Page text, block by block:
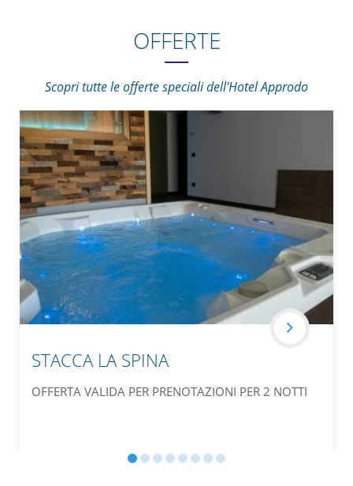
OFFERTE
Scopri tutte le offerte speciali dell'Hotel Approdo
STACCA LA SPINA
OFFERTA VALIDA PER PRENOTAZIONI PER 2 NOTTI